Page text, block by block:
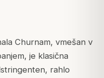
Churnam, vmešan v
je klasična
rahlo